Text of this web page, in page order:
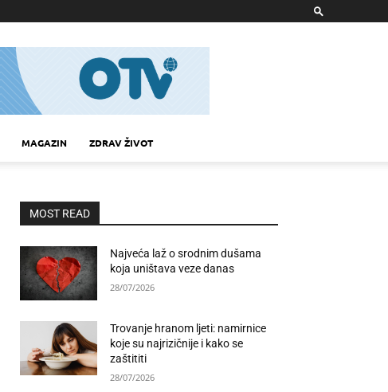
MAGAZIN ZDRAV ŽIVOT
MOST READ
Najveća laž o srodnim dušama
koja uništava veze danas
28/07/2026
Trovanje hranom ljeti: namirnice
koje su najrizičnije i kako se
zaštititi
28/07/2026